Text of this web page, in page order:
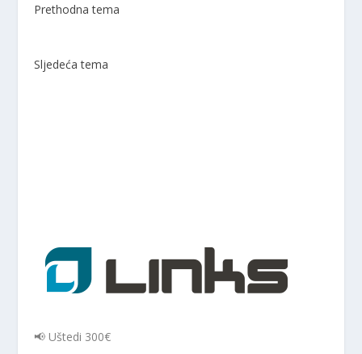
Prethodna tema
Sljedeća tema
📢 Uštedi 300€